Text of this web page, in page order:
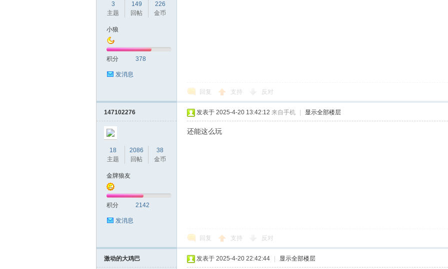
3
主题
149
回帖
226
金币
小狼
积分 378
发消息
回复 支持 反对
147102276
18
主题
2086
回帖
38
金币
金牌狼友
积分 2142
发消息
发表于 2025-4-20 13:42:12 来自手机 显示全部楼层
还能这么玩
回复 支持 反对
激动的大鸡巴 发表于 2025-4-20 22:42:44 显示全部楼层